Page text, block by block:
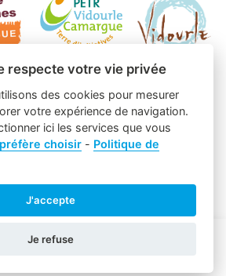
respecte votre vie privée
des cookies pour mesurer
votre expérience de navigation.
ici les services que vous
choisir - Politique de
J'accepte
Je refuse